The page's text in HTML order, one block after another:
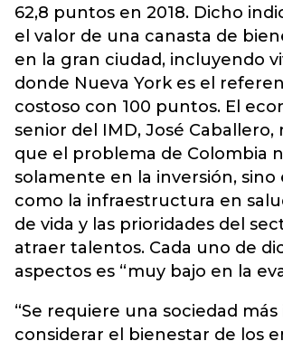
62,8 puntos en 2018. Dicho
el valor de una canasta de
en la gran ciudad, incluyendo
donde Nueva York es el
costoso con 100 puntos. El
senior del IMD, José Caballero,
que el problema de Colombia
solamente en la inversión,
como la infraestructura en
de vida y las prioridades del
atraer talentos. Cada uno de
aspectos es “muy bajo en la
“Se requiere una sociedad
considerar el bienestar de los